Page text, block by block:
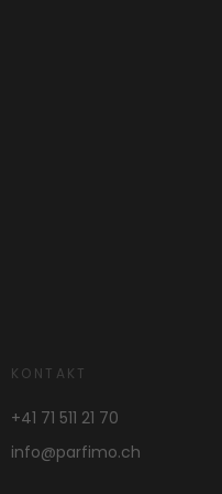
KONTAKT
+41 71 511 21 70
info@parfimo.ch